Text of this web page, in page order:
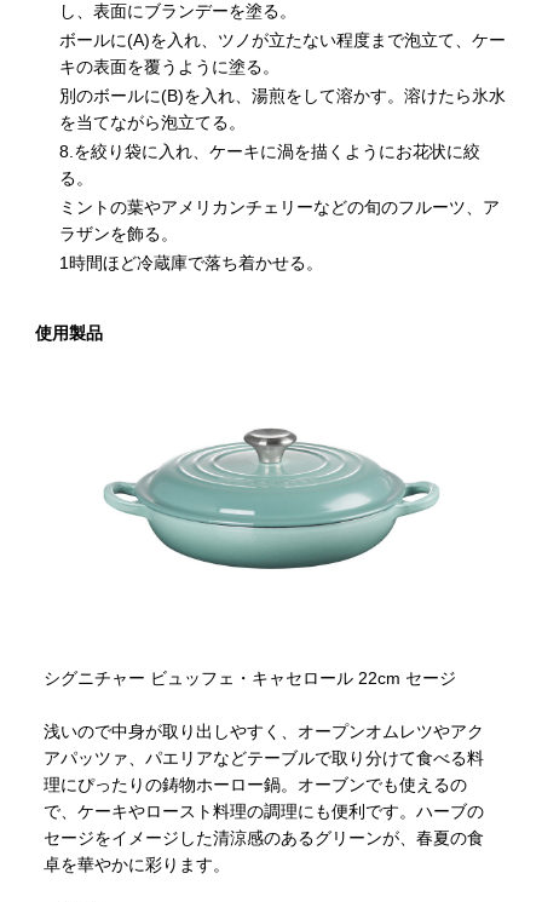
し、表面にブランデーを塗る。
ボールに(A)を入れ、ツノが立たない程度まで泡立て、ケー
キの表面を覆うように塗る。
別のボールに(B)を入れ、湯煎をして溶かす。溶けたら氷水
を当てながら泡立てる。
8.を絞り袋に入れ、ケーキに渦を描くようにお花状に絞
る。
ミントの葉やアメリカンチェリーなどの旬のフルーツ、ア
ラザンを飾る。
1時間ほど冷蔵庫で落ち着かせる。
使用製品
シグニチャー ビュッフェ・キャセロール 22cm セージ
浅いので中身が取り出しやすく、オープンオムレツやアク
アパッツァ、パエリアなどテーブルで取り分けて食べる料
理にぴったりの鋳物ホーロー鍋。オーブンでも使えるの
で、ケーキやロースト料理の調理にも便利です。ハーブの
セージをイメージした清涼感のあるグリーンが、春夏の食
卓を華やかに彩ります。